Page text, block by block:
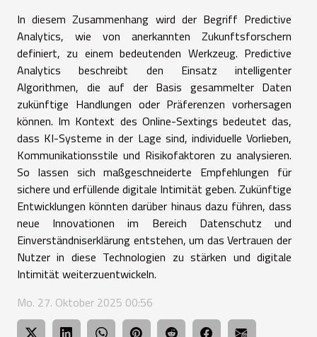
In diesem Zusammenhang wird der Begriff Predictive
Analytics, wie von anerkannten Zukunftsforschern
definiert, zu einem bedeutenden Werkzeug. Predictive
Analytics beschreibt den Einsatz intelligenter
Algorithmen, die auf der Basis gesammelter Daten
zukünftige Handlungen oder Präferenzen vorhersagen
können. Im Kontext des Online-Sextings bedeutet das,
dass KI-Systeme in der Lage sind, individuelle Vorlieben,
Kommunikationsstile und Risikofaktoren zu analysieren.
So lassen sich maßgeschneiderte Empfehlungen für
sichere und erfüllende digitale Intimität geben. Zukünftige
Entwicklungen könnten darüber hinaus dazu führen, dass
neue Innovationen im Bereich Datenschutz und
Einverständniserklärung entstehen, um das Vertrauen der
Nutzer in diese Technologien zu stärken und digitale
Intimität weiterzuentwickeln.
Mo. 27. Oktober 2025 00:56